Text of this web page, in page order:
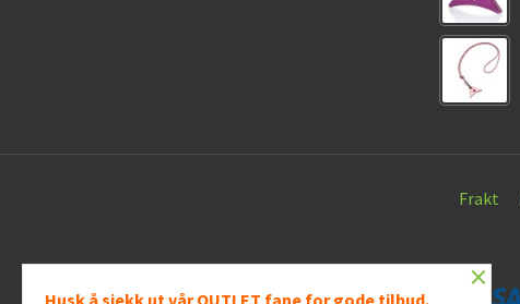
Frakt
×
Husk å sjekk ut vår OUTLET fane for gode tilbud.